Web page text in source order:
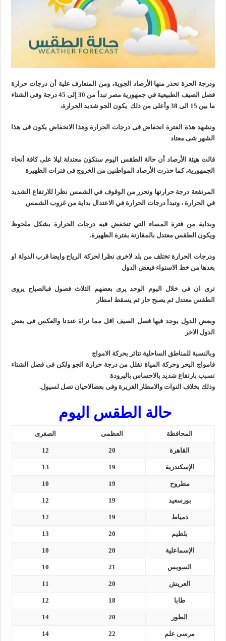
ودرجة الحرة تحذر منها الأرصاد الجوية، ومن المتعارف علية أن درجات حرارة
فصل الصيف الطبيعية في جمهورية مصر تبدأ من 30 إلى 45 درجة وفى الشتاء
ما بين 15 الى 38 وأعلى من ذلك يكون الجو شديد الحرارة،
ونشهد هذة الفترة انخفاض فى درجات الحرارة وهذا الانخفاض يكون فى هذا
الشهر شى معتاد
قالت هيئة الأرصاد أن حالة الطقس اليوم ستكون معتدلة ليلا على كافة أنحاء
الجمهورية، كما حذرت الأرصاد المواطنين من الخروج فى فترات الظهيرة
المرتفعة درجة حرارتها وتحزر من الوقوف في الشمس نظرا للارتفاع الشديد
في الحرارة ، وتبدأ درجات الحرارة في الاعتدال بداية من غروب الشمس
وبداية من فترة المساء التي تنخفض فيه درجات الحرارة بشكل ملحوظ
ويكون الطقس معتدل بالمقارنة بفترة الظهيرة.
ودرجات الحرارة تختلف من بلد لاخرى نظرا لحركة الرياح وايضا قرب الدولة او
بعدها من خط الاستواء فبعض الدول
ترى ان فى خلال اليوم الوحد يرى بعضهم الثلاث فصول فبالصباح يروى
الطقس معتدل ثم يصبح حار ثم يسقط امطار
وبعض الدول يوجد فيها فصل الصيف اقل مما نراة عندنا والعكس فى بعض
الدول الاخر
وبالنسبة للمناطق الساحلية تتاثر بحركة الامواج
فامواج البحر وحركة المياة تقلل من درجة حرارة الجو ولكن فى فصل الشتاء
تسبب بارتفاع شديد بالاحساس بالبرودة
وذلك بخلاف النوات والامطار الغزيرة وفى بعضالاحيان تصل لسيول.
حالة الطقس اليوم
المحافظة العظمى الصغرى
القاهرة 20
12
الإسكندرية 19
13
مطروح 19
10
بورسعيد 19
12
دمياط 19
12
بلطيم 20
13
الإسماعلية 20
10
السويس 21
10
العريش 20
11
طابا 18
12
الطور 20
14
مرسى علم 22
14